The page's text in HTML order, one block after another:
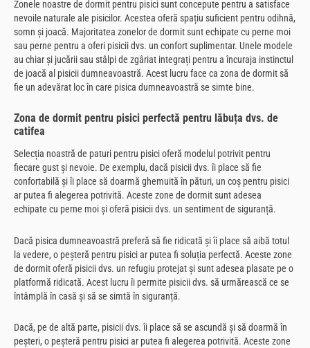
Zonele noastre de dormit pentru pisici sunt concepute pentru a satisface
nevoile naturale ale pisicilor. Acestea oferă spațiu suficient pentru odihnă,
somn și joacă. Majoritatea zonelor de dormit sunt echipate cu perne moi
sau perne pentru a oferi pisicii dvs. un confort suplimentar. Unele modele
au chiar și jucării sau stâlpi de zgâriat integrați pentru a încuraja instinctul
de joacă al pisicii dumneavoastră. Acest lucru face ca zona de dormit să
fie un adevărat loc în care pisica dumneavoastră se simte bine.
Zona de dormit pentru pisici perfectă pentru lăbuța dvs. de
catifea
Selecția noastră de paturi pentru pisici oferă modelul potrivit pentru
fiecare gust și nevoie. De exemplu, dacă pisicii dvs. îi place să fie
confortabilă și îi place să doarmă ghemuită în pături, un coș pentru pisici
ar putea fi alegerea potrivită. Aceste zone de dormit sunt adesea
echipate cu perne moi și oferă pisicii dvs. un sentiment de siguranță.
Dacă pisica dumneavoastră preferă să fie ridicată și îi place să aibă totul
la vedere, o peșteră pentru pisici ar putea fi soluția perfectă. Aceste zone
de dormit oferă pisicii dvs. un refugiu protejat și sunt adesea plasate pe o
platformă ridicată. Acest lucru îi permite pisicii dvs. să urmărească ce se
întâmplă în casă și să se simtă în siguranță.
Dacă, pe de altă parte, pisicii dvs. îi place să se ascundă și să doarmă în
peșteri, o peșteră pentru pisici ar putea fi alegerea potrivită. Aceste zone